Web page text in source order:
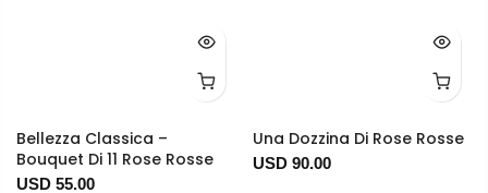
Bellezza Classica –
Bouquet Di 11 Rose Rosse
USD 55.00
Una Dozzina Di Rose Rosse
USD 90.00